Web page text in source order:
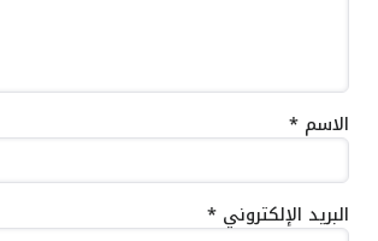
الاسم *
البريد الإلكتروني *